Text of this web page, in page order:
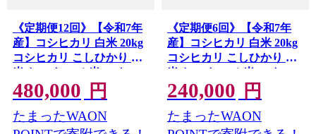
《定期便12回》【令和7年
産】コシヒカリ 白米 20kg
コシヒカリ こしひかり お
米 おこめ コメ 米 こめ
kome 20キロ ふるさと納税
米 令和7年 高評価 高レビ
ュー 産地直送 送料無料 愛
知県 豊橋市
480,000 円
たまったWAON
《定期便6回》【令和7年
産】コシヒカリ 白米 20kg
コシヒカリ こしひかり お
米 おこめ コメ 米 こめ
kome 20キロ ふるさと納税
米 令和7年 高評価 高レビ
ュー 産地直送 送料無料 愛
知県 豊橋市
240,000 円
たまったWAON